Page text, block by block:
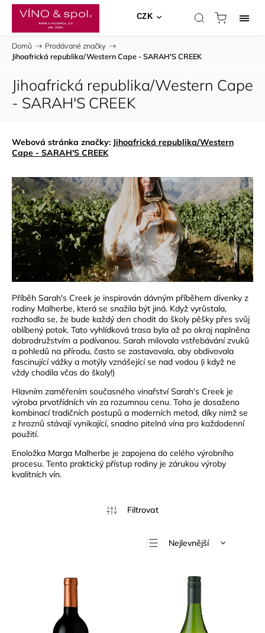
CZK
Domů / Prodávané značky /
Jihoafrická republika/Western Cape - SARAH'S CREEK
Jihoafrická republika/Western Cape
- SARAH'S CREEK
Webová stránka značky: Jihoafrická republika/Western
Cape - SARAH'S CREEK
Příběh Sarah's Creek je inspirován dávným příběhem dívenky z
rodiny Malherbe, která se snažila být jiná. Když vyrůstala,
rozhodla se, že bude každý den chodit do školy pěšky přes svůj
oblíbený potok. Tato vyhlídková trasa byla až po okraj naplněna
dobrodružstvím a podívanou. Sarah milovala vstřebávání zvuků
a pohledů na přírodu, často se zastavovala, aby obdivovala
fascinující vážky a motýly vznášející se nad vodou (i když ne
vždy chodila včas do školy!)
Hlavním zaměřením současného vinařství Sarah's Creek je
výroba prvotřídních vín za rozumnou cenu. Toho je dosaženo
kombinací tradičních postupů a moderních metod, díky nimž se
z hroznů stávají vynikající, snadno pitelná vína pro každodenní
použití.
Enoložka Marga Malherbe je zapojena do celého výrobního
procesu. Tento praktický přístup rodiny je zárukou výroby
kvalitních vín.
Nejlevnější
Nejprodávanější